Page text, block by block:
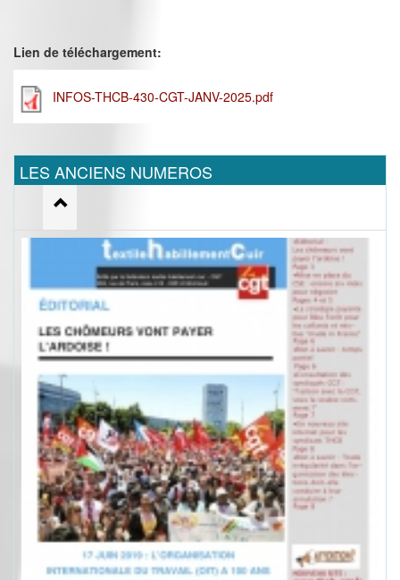
Lien de téléchargement:
INFOS-THCB-430-CGT-JANV-2025.pdf
LES ANCIENS NUMEROS